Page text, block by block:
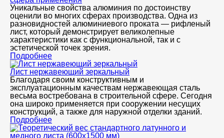
Уникальные свойства алюминия по достоинству
оценили во многих сферах производства. Одна из
разновидностей алюминиевого проката — рифленый
лист, который демонстрирует великолепные
характеристики как с функциональной, так и с
эстетической точек зрения.
Подробнее
Лист нержавеющий зеркальный
Благодаря своим конструктивным и
эксплуатационным качествам нержавеющая сталь
весьма востребована в строительной сфере. Сегодня
она широко применяется при сооружении несущих
конструкций, а также для наружной отделки зданий.
Подробнее